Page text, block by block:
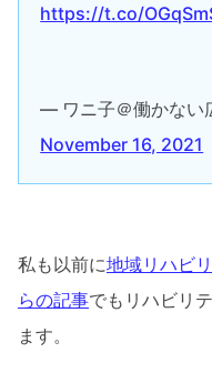
https://t.co/
— ワニ子＠働かない
November 16, 2021
私も以前に地域リハビ
らの記事でもリハビリ
ます。